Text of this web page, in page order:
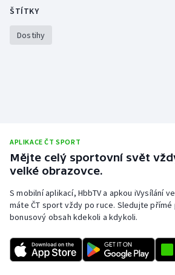
ŠTÍTKY
Dostihy
APLIKACE ČT SPORT
Mějte celý sportovní svět
velké obrazovce.
S mobilní aplikací, HbbTV a apkou iVysílání
máte ČT sport vždy po ruce. Sledujte přímé
bonusový obsah kdekoli a kdykoli.